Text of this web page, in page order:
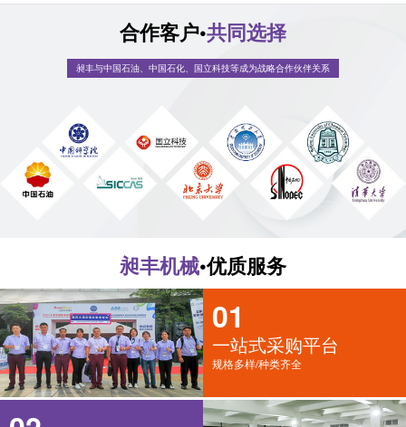
合作客户•共同选择
昶丰与中国石油、中国石化、国立科技等成为战略合作伙伴关系
昶丰机械•优质服务
01
一站式采购平台
规格多样/种类齐全